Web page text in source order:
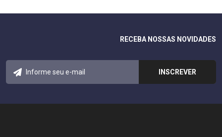
RECEBA NOSSAS NOVIDADES